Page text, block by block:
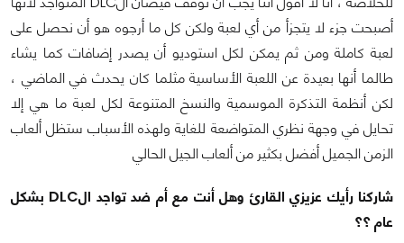
أصبحت جزء لا يتجزأ من أي لعبة ولكن كل ما أرجوه هو أن نحصل على
لعبة كاملة ومن ثم يمكن لكل استوديو أن يصدر إضافات كما يشاء
طالما أنها بعيدة عن اللعبة الأساسية مثلما كان يحدث في الماضي ،
لكن أنظمة التذكرة الموسمية والنسخ المتنوعة لكل لعبة ما هي إلا
تحايل في وجهة نظري المتواضعة للغاية ولهذه الأسباب ستظل ألعاب
الزمن الجميل أفضل بكثير من ألعاب الجيل الحالي
شاركنا رأيك عزيزي القارئ وهل أنت مع أم ضد تواجد الDLC بشكل
عام ؟؟